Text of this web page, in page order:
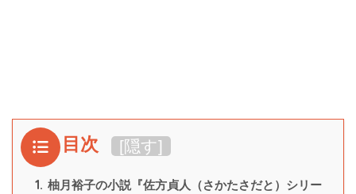
目次 [隠す]
1. 柚月裕子の小説『佐方貞人（さかたさだと）シリー